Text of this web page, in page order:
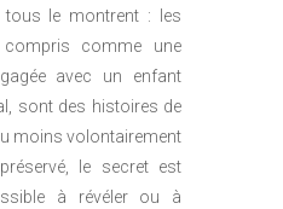
tous le montrent : les
compris comme une
avec un enfant
sont des histoires de
moins volontairement
le secret est
à révéler ou à